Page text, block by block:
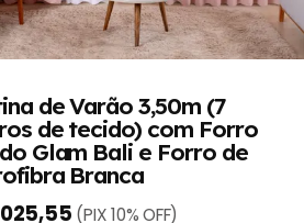
de Varão 3,50m (7
de tecido) com Forro
Glam Bali e Forro de
Branca
(PIX 10% OFF)